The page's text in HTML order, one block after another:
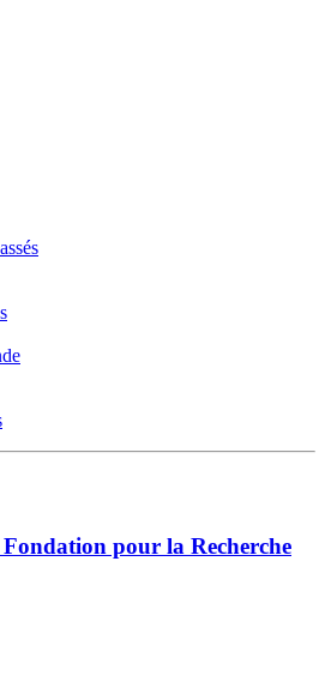
Fondation pour la Recherche